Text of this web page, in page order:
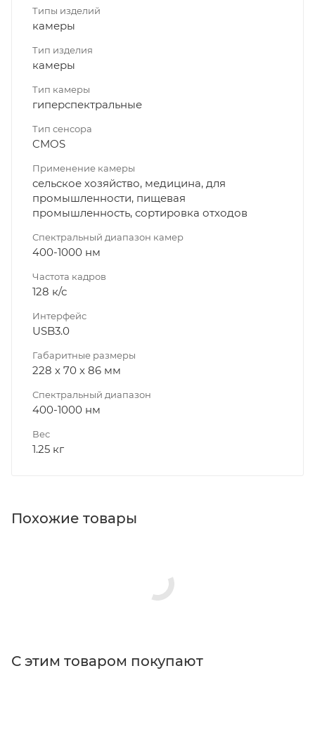
Типы изделий
камеры
Тип изделия
камеры
Тип камеры
гиперспектральные
Тип сенсора
CMOS
Применение камеры
сельское хозяйство, медицина, для
промышленности, пищевая
промышленность, сортировка отходов
Спектральный диапазон камер
400-1000 нм
Частота кадров
128 к/с
Интерфейс
USB3.0
Габаритные размеры
228 х 70 х 86 мм
Спектральный диапазон
400-1000 нм
Вес
1.25 кг
Похожие товары
С этим товаром покупают